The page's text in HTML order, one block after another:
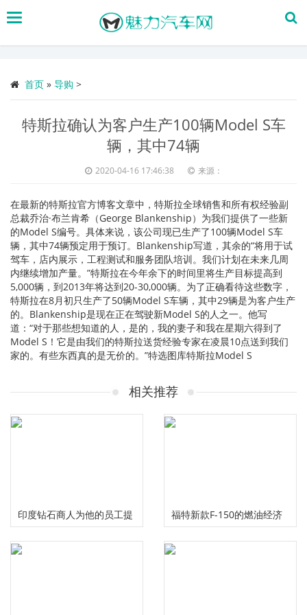
搜
首页 » 导购 >
特斯拉确认为客户生产100辆Model S车
辆，其中74辆
2020-04-16 17:46:38 来源：
在最新的特斯拉官方博客文章中，特斯拉全球销售和所有权经验副
总裁乔治·布兰肯希（George Blankenship）为我们提供了一些新
的Model S编号。具体来说，该公司现已生产了100辆Model S车
辆，其中74辆预定用于预订。Blankenship写道，其余的“将用于试
驾车，店内展示，工程测试和服务团队培训。我们计划在未来几周
内继续增加产量。”特斯拉在今年余下的时间里将生产目标提高到
5,000辆，到2013年将达到20-30,000辆。为了正确看待这些数字，
特斯拉在8月初只生产了50辆Model S车辆，其中29辆是为客户生产
的。Blankenship是现在正在驾驶新Model S的人之一。他写
道：“对于那些想知道的人，是的，我的妻子和我在星期六得到了
Model S！它是由我们的特斯拉送货经验专家在凌晨10点送到我们
家的。有些东西真的是无价的。”特选图库特斯拉Model S
相关推荐
印度钻石商人为他的员工提
供了600辆新车
福特新款F-150的燃油经济
性提高了转售量